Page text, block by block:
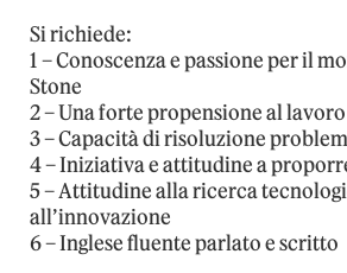
Si richiede:
1 – Conoscenza e passione per il
Stone
2 – Una forte propensione al
3 – Capacità di risoluzione
4 – Iniziativa e attitudine a
5 – Attitudine alla ricerca
all’innovazione
6 – Inglese fluente parlato e scritto